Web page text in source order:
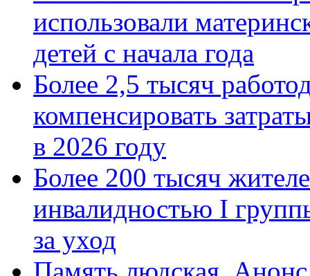
использовали
детей с начала года
Более 2,5 тысяч
компенсировать
в 2026 году
Более 200 тысяч
инвалидностью I
за уход